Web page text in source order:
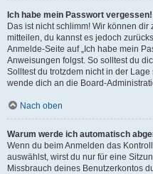
Ich habe mein Passwort vergessen!
Das ist nicht schlimm! Wir können
mitteilen, du kannst es jedoch
Anmelde-Seite auf „Ich habe mein
Anweisungen folgst. So solltest du
Solltest du trotzdem nicht in der
wende dich an die Board-
Nach oben
Warum werde ich automatisch
Wenn du beim Anmelden das
auswählst, wirst du nur für eine
Missbrauch deines Benutzerkontos